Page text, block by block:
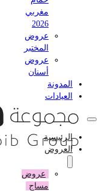
مغربي
عروض
المختبر
عروض
أسنان
المدونة
العيادات
الرئيسية
العروض
عروض
مساج